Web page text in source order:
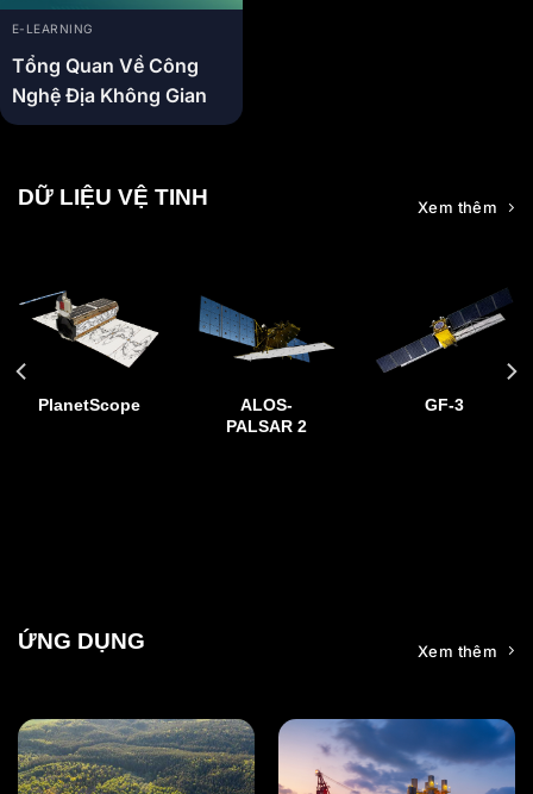
E-LEARNING
Tổng Quan Về Công
Nghệ Địa Không Gian
DỮ LIỆU VỆ TINH Xem thêm
PAZ
CartoSat-
2A/2B
NovaSAR-S
ỨNG DỤNG Xem thêm